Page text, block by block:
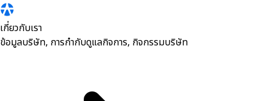
เกี่ยวกับเรา
ข้อมูลบริษัท, การกำกับดูแลกิจการ, กิจกรรมบริษัท